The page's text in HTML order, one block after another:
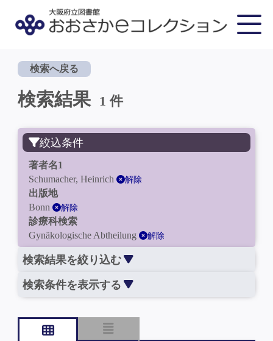
検索へ戻る
検索結果 1 件
絞込条件
著者名1
Schumacher, Heinrich
解除
出版地
Bonn
解除
診療科検索
Gynäkologische Abtheilung
解除
検索結果を絞り込む
検索条件を表示する